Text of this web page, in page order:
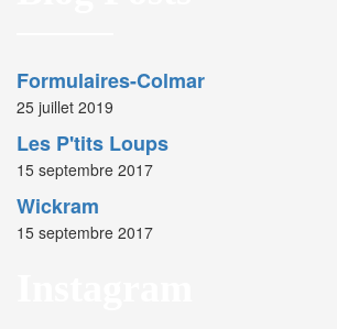
Formulaires-Colmar
25 juillet 2019
Les P'tits Loups
15 septembre 2017
Wickram
15 septembre 2017